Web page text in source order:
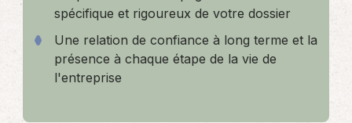
spécifique et rigoureux de votre dossier
Une relation de confiance à long terme et la
présence à chaque étape de la vie de
l'entreprise